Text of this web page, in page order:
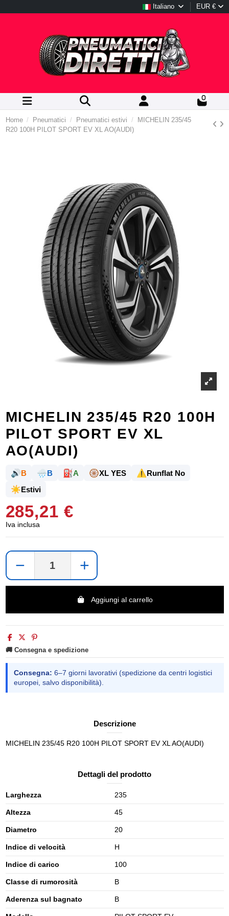
Italiano EUR €
0
Home Pneumatici Pneumatici estivi
MICHELIN 235/45
R20 100H PILOT SPORT EV XL AO(AUDI)
MICHELIN 235/45 R20 100H
PILOT SPORT EV XL
AO(AUDI)
🔊B 🌧️B ⛽A 🛞XL YES ⚠️Runflat No
☀️Estivi
285,21 €
Iva inclusa
− +
Aggiungi al carrello
🚚 Consegna e spedizione
Consegna: 6–7 giorni lavorativi (spedizione da centri logistici
europei, salvo disponibilità).
Descrizione
MICHELIN 235/45 R20 100H PILOT SPORT EV XL AO(AUDI)
Dettagli del prodotto
Larghezza 235
Altezza 45
Diametro 20
Indice di velocità H
Indice di carico 100
Classe di rumorosità B
Aderenza sul bagnato B